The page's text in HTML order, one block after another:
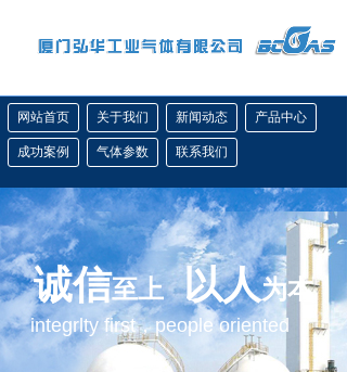
网站首页 关于我们 新闻动态 产品中心
成功案例 气体参数 联系我们
诚信至上 以人为本
integrlty first，people oriented